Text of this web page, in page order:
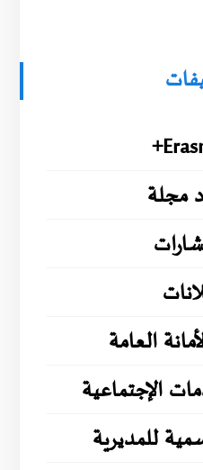
مجلة
العامة
الإجتماعية
للمديرية